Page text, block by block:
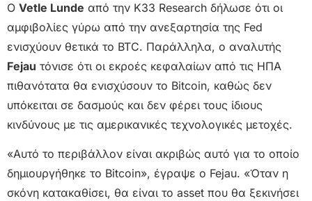
Ο Vetle Lunde από την K33 Research δήλωσε ότι οι
αμφιβολίες γύρω από την ανεξαρτησία της Fed
ενισχύουν θετικά το BTC. Παράλληλα, ο αναλυτής
Fejau τόνισε ότι οι εκροές κεφαλαίων από τις ΗΠΑ
πιθανότατα θα ενισχύσουν το Bitcoin, καθώς δεν
υπόκειται σε δασμούς και δεν φέρει τους ίδιους
κινδύνους με τις αμερικανικές τεχνολογικές μετοχές.
«Αυτό το περιβάλλον είναι ακριβώς αυτό για το οποίο
δημιουργήθηκε το Bitcoin», έγραψε ο Fejau. «Όταν η
σκόνη κατακαθίσει, θα είναι το asset που θα ξεκινήσει